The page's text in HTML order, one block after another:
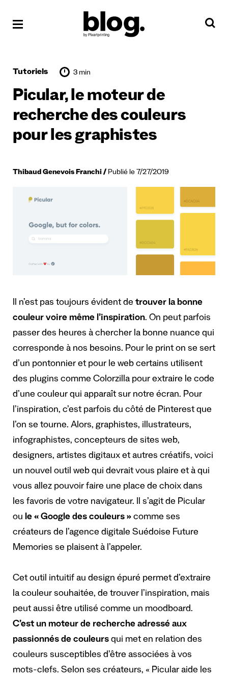
Tutoriels 3 min
Picular, le moteur de
recherche des couleurs
pour les graphistes
Thibaud Genevois Franchi Publié le 7/27/2019
Il n’est pas toujours évident de trouver la bonne
couleur voire même l’inspiration. On peut parfois
passer des heures à chercher la bonne nuance qui
corresponde à nos besoins. Pour le print on se sert
d’un pontonnier et pour le web certains utilisent
des plugins comme Colorzilla pour extraire le code
d’une couleur qui apparaît sur notre écran. Pour
l’inspiration, c’est parfois du côté de Pinterest que
l’on se tourne. Alors, graphistes, illustrateurs,
infographistes, concepteurs de sites web,
designers, artistes digitaux et autres créatifs, voici
un nouvel outil web qui devrait vous plaire et à qui
vous allez pouvoir faire une place de choix dans
les favoris de votre navigateur. Il s’agit de Picular
ou le « Google des couleurs » comme ses
créateurs de l’agence digitale Suédoise Future
Memories se plaisent à l’appeler.
Cet outil intuitif au design épuré permet d’extraire
la couleur souhaitée, de trouver l’inspiration, mais
peut aussi être utilisé comme un moodboard.
C’est un moteur de recherche adressé aux
passionnés de couleurs qui met en relation des
couleurs susceptibles d’être associées à vos
mots-clefs. Selon ses créateurs, « Picular aide les